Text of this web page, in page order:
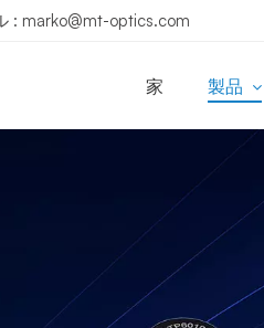
: marko@mt-optics.com
家 製品